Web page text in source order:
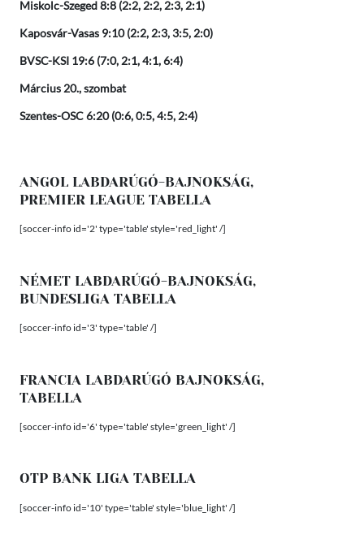
Miskolc-Szeged 8:8 (2:2, 2:2, 2:3, 2:1)
Kaposvár-Vasas 9:10 (2:2, 2:3, 3:5, 2:0)
BVSC-KSI 19:6 (7:0, 2:1, 4:1, 6:4)
Március 20., szombat
Szentes-OSC 6:20 (0:6, 0:5, 4:5, 2:4)
ANGOL LABDARÚGÓ-BAJNOKSÁG,
PREMIER LEAGUE TABELLA
[soccer-info id='2' type='table' style='red_light' /]
NÉMET LABDARÚGÓ-BAJNOKSÁG,
BUNDESLIGA TABELLA
[soccer-info id='3' type='table' /]
FRANCIA LABDARÚGÓ BAJNOKSÁG,
TABELLA
[soccer-info id='6' type='table' style='green_light' /]
OTP BANK LIGA TABELLA
[soccer-info id='10' type='table' style='blue_light' /]